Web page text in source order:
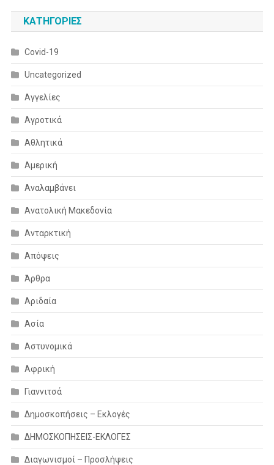
KΑΤΗΓΟΡΊΕΣ
Covid-19
Uncategorized
Αγγελίες
Αγροτικά
Αθλητικά
Αμερική
Αναλαμβάνει
Ανατολική Μακεδονία
Ανταρκτική
Απόψεις
Άρθρα
Αριδαία
Ασία
Αστυνομικά
Αφρική
Γιαννιτσά
Δημοσκοπήσεις – Εκλογές
ΔΗΜΟΣΚΟΠΗΣΕΙΣ-ΕΚΛΟΓΕΣ
Διαγωνισμοί – Προσλήψεις